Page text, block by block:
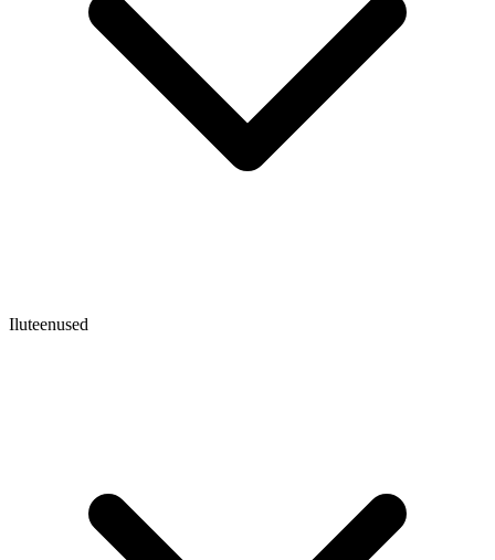
Iluteenused